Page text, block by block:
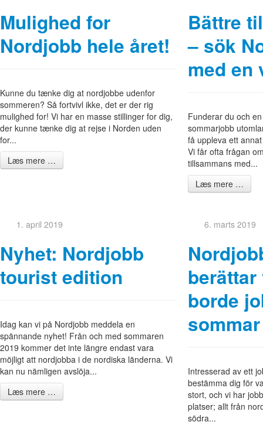
Mulighed for
Nordjobb hele året!
Kunne du tænke dig at nordjobbe udenfor
sommeren? Så fortvivl ikke, det er der rig
mulighed for! Vi har en masse stillinger for dig,
der kunne tænke dig at rejse i Norden uden
for...
Læs mere …
Bättre
– sök
med en
Funderar du och
sommarjobb
få uppleva ett
Vi får ofta frågan
tillsammans med...
Læs mere …
1. april 2019
Nyhet: Nordjobb
tourist edition
Idag kan vi på Nordjobb meddela en
spännande nyhet! Från och med sommaren
2019 kommer det inte längre endast vara
möjligt att nordjobba i de nordiska länderna. Vi
kan nu nämligen avslöja...
Læs mere …
6. marts 2019
borde
sommar
Intresserad av ett
bestämma dig för
stort, och vi har
platser; allt från
södra...